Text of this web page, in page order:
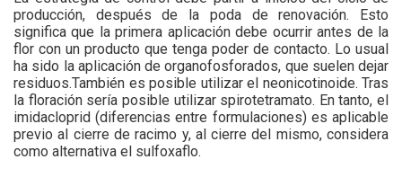
producción, después de la poda de renovación. Esto
significa que la primera aplicación debe ocurrir antes de la
flor con un producto que tenga poder de contacto. Lo usual
ha sido la aplicación de organofosforados, que suelen dejar
residuos.También es posible utilizar el neonicotinoide. Tras
la floración sería posible utilizar spirotetramato. En tanto, el
imidacloprid (diferencias entre formulaciones) es aplicable
previo al cierre de racimo y, al cierre del mismo, considera
como alternativa el sulfoxaflo.